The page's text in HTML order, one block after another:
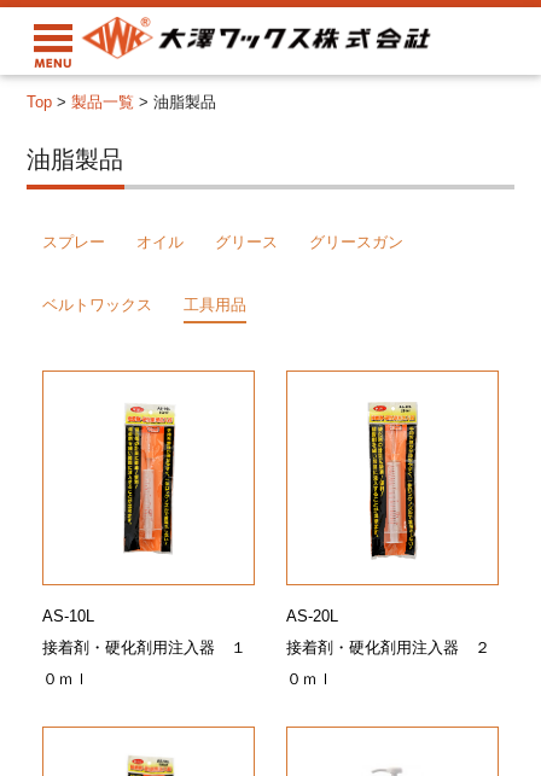
Top >製品一覧 >油脂製品
油脂製品
スプレー オイル グリース グリースガン
ベルトワックス 工具用品
AS-10L
接着剤・硬化剤用注入器 １
０ｍｌ
AS-20L
接着剤・硬化剤用注入器 ２
０ｍｌ